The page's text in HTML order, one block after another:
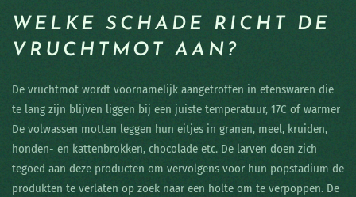
WELKE SCHADE RICHT DE
VRUCHTMOT AAN?
De vruchtmot wordt voornamelijk aangetroffen in etenswaren die
te lang zijn blijven liggen bij een juiste temperatuur, 17C of warmer
De volwassen motten leggen hun eitjes in granen, meel, kruiden,
honden- en kattenbrokken, chocolade etc. De larven doen zich
tegoed aan deze producten om vervolgens voor hun popstadium de
produkten te verlaten op zoek naar een holte om te verpoppen. De